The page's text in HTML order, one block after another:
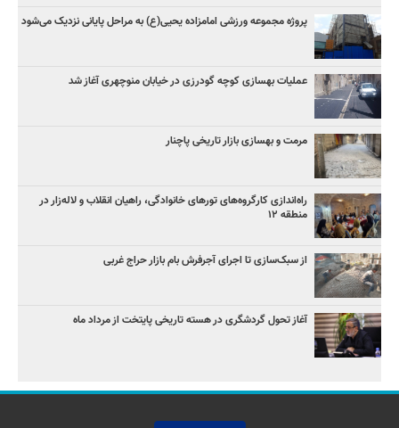
پروژه مجموعه ورزشی امامزاده یحیی(ع) به مراحل پایانی نزدیک می‌شود
عملیات بهسازی کوچه گودرزی در خیابان منوچهری آغاز شد
مرمت و بهسازی بازار تاریخی پاچنار
راه‌اندازی کارگروه‌های تورهای خانوادگی، راهیان انقلاب و لاله‌زار در
منطقه ۱۲
از سبک‌سازی تا اجرای آجرفرش بام بازار حراج غربی
آغاز تحول گردشگری در هسته تاریخی پایتخت از مرداد ماه